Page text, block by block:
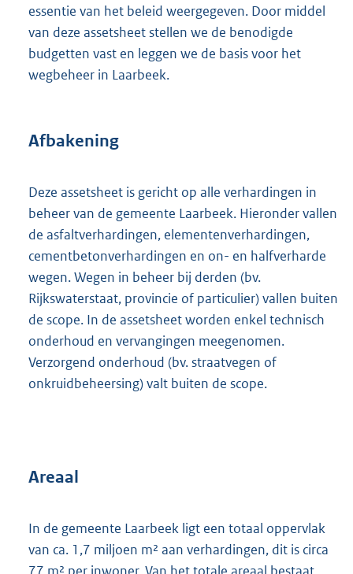
essentie van het beleid weergegeven. Door middel
van deze assetsheet stellen we de benodigde
budgetten vast en leggen we de basis voor het
wegbeheer in Laarbeek.
Afbakening
Deze assetsheet is gericht op alle verhardingen in
beheer van de gemeente Laarbeek. Hieronder vallen
de asfaltverhardingen, elementenverhardingen,
cementbetonverhardingen en on- en halfverharde
wegen. Wegen in beheer bij derden (bv.
Rijkswaterstaat, provincie of particulier) vallen buiten
de scope. In de assetsheet worden enkel technisch
onderhoud en vervangingen meegenomen.
Verzorgend onderhoud (bv. straatvegen of
onkruidbeheersing) valt buiten de scope.
Areaal
In de gemeente Laarbeek ligt een totaal oppervlak
van ca. 1,7 miljoen m² aan verhardingen, dit is circa